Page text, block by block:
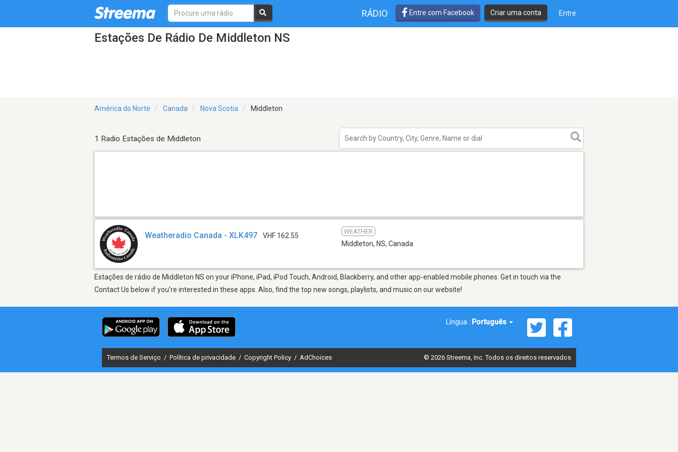
RÁDIO Entre com Facebook Criar uma conta Entre
Estações De Rádio De Middleton NS
América do Norte Canada Nova Scotia Middleton
1 Radio Estações de Middleton
Weatheradio Canada - XLK497 VHF 162.55
WEATHER
Middleton, NS, Canada
Estações de rádio de Middleton NS on your iPhone, iPad, iPod Touch, Android, Blackberry, and other app-enabled mobile phones. Get in touch via the
Contact Us below if you're interested in these apps. Also, find the top new songs, playlists, and music on our website!
Língua : Português
Termos de Serviço / Política de privacidade / Copyright Policy / AdChoices © 2026 Streema, Inc. Todos os direitos reservados